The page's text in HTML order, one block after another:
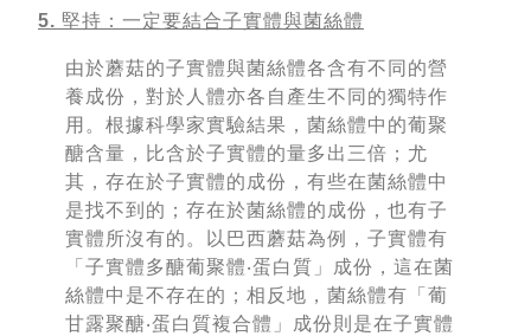
5. 堅持：一定要結合子實體與菌絲體
由於蘑菇的子實體與菌絲體各含有不同的營
養成份，對於人體亦各自產生不同的獨特作
用。根據科學家實驗結果，菌絲體中的葡聚
醣含量，比含於子實體的量多出三倍；尤
其，存在於子實體的成份，有些在菌絲體中
是找不到的；存在於菌絲體的成份，也有子
實體所沒有的。以巴西蘑菇為例，子實體有
「子實體多醣葡聚體‧蛋白質」成份，這在菌
絲體中是不存在的；相反地，菌絲體有「葡
甘露聚醣‧蛋白質複合體」成份則是在子實體